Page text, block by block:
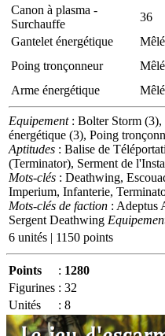
Canon à plasma -
Surchauffe
36
Gantelet énergétique
Poing tronçonneur
Arme énergétique
Equipement: Bolter Storm (3),
énergétique (3), Poing
Aptitudes : Balise de
(Terminator), Serment de
Mots-clés : Deathwing,
Imperium, Infanterie,
Mots-clés de faction : Adeptus
Sergent Deathwing
6 unités | 1150 points
Points : 1280
Figurines : 32
Unités
: 8